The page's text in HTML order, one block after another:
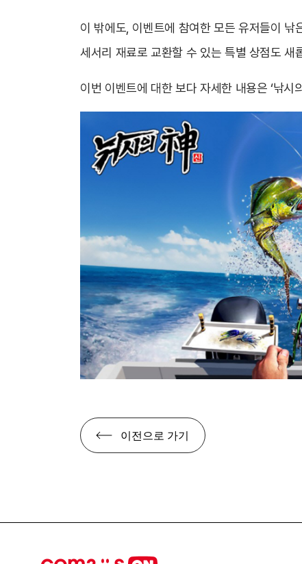
이 밖에도, 이벤트에 참여한 모든 유저들이 낚
세서리 재료로 교환할 수 있는 특별 상점도
이번 이벤트에 대한 보다 자세한 내용은 ‘낚시
이전으로 가기